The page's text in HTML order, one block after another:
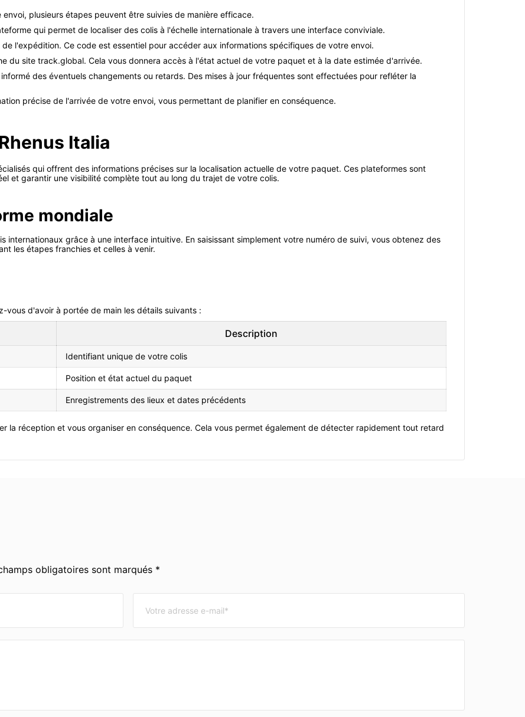
plusieurs étapes peuvent être suivies de manière efficace.
qui permet de localiser des colis à l'échelle internationale à travers une interface conviviale.
l'expédition. Ce code est essentiel pour accéder aux informations spécifiques de votre envoi.
du site track.global. Cela vous donnera accès à l'état actuel de votre paquet et à la date estimée d'arrivée.
des éventuels changements ou retards. Des mises à jour fréquentes sont effectuées pour refléter la
précise de l'arrivée de votre envoi, vous permettant de planifier en conséquence.
Italia
qui offrent des informations précises sur la localisation actuelle de votre paquet. Ces plateformes sont
et garantir une visibilité complète tout au long du trajet de votre colis.
mondiale
internationaux grâce à une interface intuitive. En saisissant simplement votre numéro de suivi, vous obtenez des
les étapes franchies et celles à venir.
vous d'avoir à portée de main les détails suivants :
Description
Identifiant unique de votre colis
Position et état actuel du paquet
Enregistrements des lieux et dates précédents
la réception et vous organiser en conséquence. Cela vous permet également de détecter rapidement tout retard
obligatoires sont marqués *